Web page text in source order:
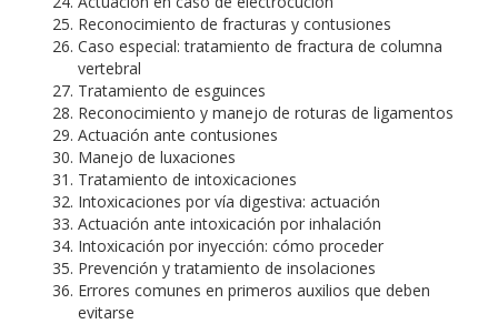
Reconocimiento de fracturas y contusiones
Caso especial: tratamiento de fractura de columna
vertebral
Tratamiento de esguinces
Reconocimiento y manejo de roturas de ligamentos
Actuación ante contusiones
Manejo de luxaciones
Tratamiento de intoxicaciones
Intoxicaciones por vía digestiva: actuación
Actuación ante intoxicación por inhalación
Intoxicación por inyección: cómo proceder
Prevención y tratamiento de insolaciones
Errores comunes en primeros auxilios que deben
evitarse